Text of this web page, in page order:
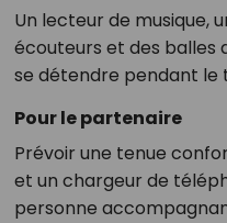
Un lecteur de musique,
écouteurs et des balles
se détendre pendant le
Pour le partenaire
Prévoir une tenue
et un chargeur de
personne